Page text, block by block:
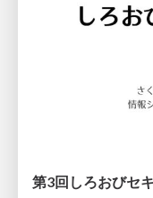
第3回しろおびセ